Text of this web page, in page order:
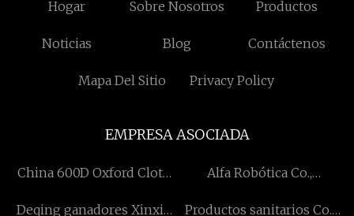
Hogar Sobre Nosotros Productos
Noticias Blog Contáctenos
Mapa Del Sitio Privacy Policy
EMPRESA ASOCIADA
China 600D Oxford Cloth
Alfa Robótica Co.,
Deqing ganadores Xinxin
Productos sanitarios Co.,